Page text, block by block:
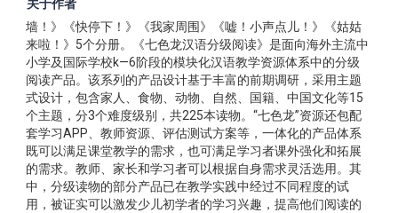
《七色龙汉语分级阅读第二级：社区》共包含《好有意思的
墙！》《快停下！》《我家周围》《嘘！小声点儿！》《姑姑
来啦！》5个分册。《七色龙汉语分级阅读》是面向海外主流中
小学及国际学校k—6阶段的模块化汉语教学资源体系中的分级
阅读产品。该系列的产品设计基于丰富的前期调研，采用主题
式设计，包含家人、食物、动物、自然、国籍、中国文化等15
个主题，分3个难度级别，共225本读物。“七色龙”资源还包配
套学习APP、教师资源、评估测试方案等，一体化的产品体系
既可以满足课堂教学的需求，也可满足学习者课外强化和拓展
的需求。教师、家长和学习者可以根据自身需求灵活选用。其
中，分级读物的部分产品已在教学实践中经过不同程度的试
用，被证实可以激发少儿初学者的学习兴趣，提高他们阅读的